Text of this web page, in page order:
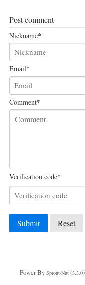
Post comment
Nickname*
Email*
Comment*
Verification code*
Submit Reset
Power By Sprout-Nut (3.3.0)